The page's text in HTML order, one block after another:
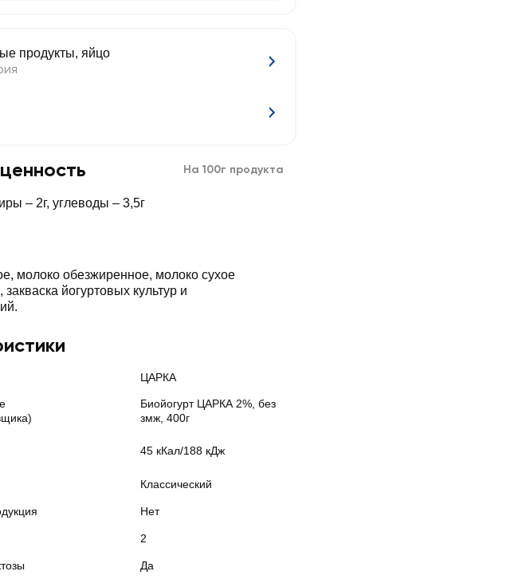
продукты, яйцо
На 100г продукта
– 2г, углеводы – 3,5г
молоко обезжиренное, молоко сухое
йогуртовых культур и
ЦАРКА
Биойогурт ЦАРКА 2%, без
змж, 400г
45 кКал/188 кДж
Классический
Нет
2
Да